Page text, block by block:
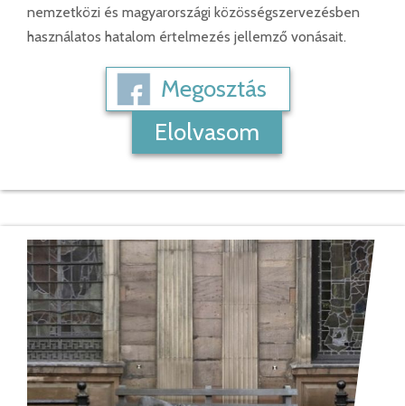
nemzetközi és magyarországi közösségszervezésben
használatos hatalom értelmezés jellemző vonásait.
Megosztás
Elolvasom